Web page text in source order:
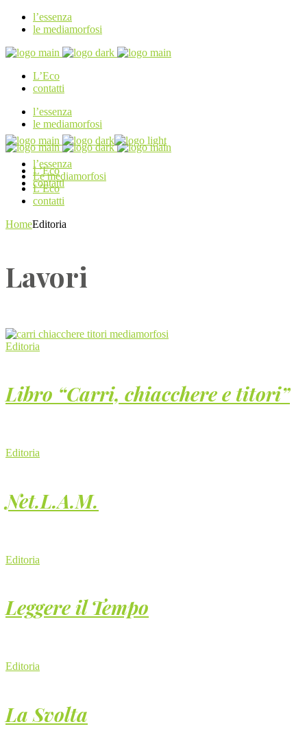
l’essenza
le mediamorfosi
L’Eco
contatti
l’essenza
le mediamorfosi
L’Eco
contatti
l’essenza
Le mediamorfosi
L’Eco
contatti
HomeEditoria
Lavori
Editoria
Libro “Carri, chiacchere e titori”
Editoria
Net.L.A.M.
Editoria
Leggere il Tempo
Editoria
La Svolta